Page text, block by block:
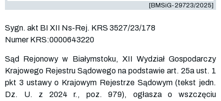
[BMSiG-29723/2025]
Sygn. akt BI XII Ns-Rej. KRS 3527/23/178
Numer KRS:0000643220
Sąd Rejonowy w Białymstoku, XII Wydział Gospodarczy
Krajowego Rejestru Sądowego na podstawie art. 25a ust. 1
pkt 3 ustawy o Krajowym Rejestrze Sądowym (tekst jedn.
Dz. U. z 2024 r., poz. 979), ogłasza o wszczęciu